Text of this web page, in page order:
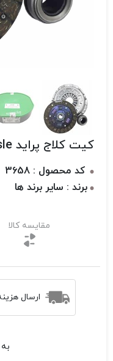
کیت کلاج پراید Visle
کد محصول : 3658
برند : سایر برند ها
مقایسه کالا
ارسال